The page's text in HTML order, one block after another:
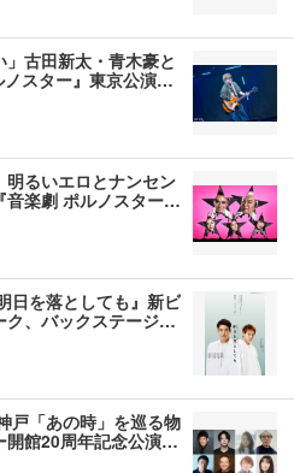
古田新太・青木豪と
ノスター』東京公演…
るいエロとナンセン
音楽劇 ポルノスター…
日を落としても』新ビ
、バックステージ…
「あの時」を巡る物
開館20周年記念公演…